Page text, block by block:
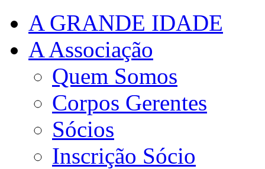
A GRANDE IDADE
A Associação
Quem Somos
Corpos Gerentes
Sócios
Inscrição Sócio